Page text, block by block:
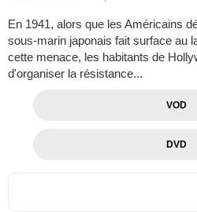
En 1941, alors que les Américains
sous-marin japonais fait surface au
cette menace, les habitants de
d'organiser la résistance...
VOD
DVD